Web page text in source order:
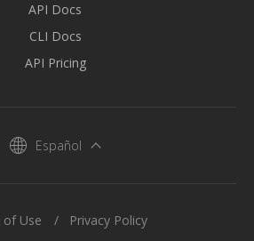
API Docs
CLI Docs
API Pricing
Español
of Use Privacy Policy